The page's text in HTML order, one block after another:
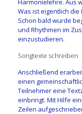
Harmonielehre. Aus
Was ist eigentlich
Schon bald wurde
und Rhythmen im
einzustudieren.
Songtexte schreiben
Anschließend
einen
Teilnehmer eine
einbringt. Mit Hilfe
Zeilen